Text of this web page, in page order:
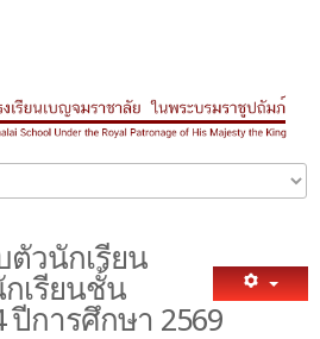
วนักเรียน
กเรียนชั้น
การศึกษา 2569